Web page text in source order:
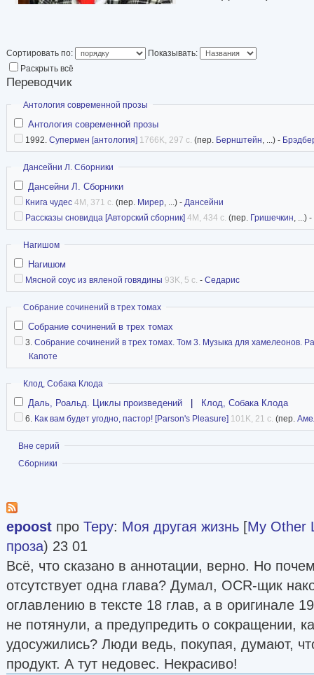
Название премии
поэзии). Но из года в год номинации
постоянная номинация, а вторая номинация
этом году в номинации «проза» победила
переводчик романа Питера Акройда
вышла в журнале «Иностранная литература»
источник
Сортировать по:
Показывать:
Раскрыть всё
Переводчик
Скрыть
Антология современной прозы
Антология современной прозы
1992. Супермен [антология] 1766K, 297 с. (пер. Бернштейн, ...) -
Скрыть
Дансейни Л. Сборники
Дансейни Л. Сборники
Книга чудес 4M, 371 с. (пер. Мирер, ...) - Дансейни
Рассказы сновидца [Авторский сборник] 4M, 434 с. (пер. Гришечкин, ...) -
Скрыть
Нагишом
Нагишом
Мясной соус из вяленой говядины 93K, 5 с. - Седарис
Скрыть
Собрание сочинений в трех томах
Собрание сочинений в трех томах
3. Собрание сочинений в трех томах. Том 3. Музыка для хамелеонов.
Капоте
Скрыть
Клод, Собака Клода
Даль, Роальд. Циклы произведений Клод, Собака Клода
6. Как вам будет угодно, пастор! [Parson's Pleasure] 101K, 21 с. (пер.
Показать
Вне серий
Показать
Сборники
epoost про Теру: Моя другая жизнь [My Other
проза) 23 01
Всё, что сказано в аннотации, верно. Но
отсутствует одна глава? Думал, OCR-щик
оглавлению в тексте 18 глав, а в оригинале
не потянули, а предупредить о сокращении,
удосужились? Люди ведь, покупая, думают,
продукт. А тут недовес. Некрасиво!